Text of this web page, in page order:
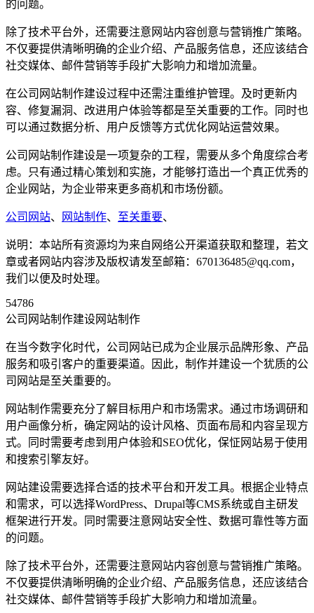
的问题。
除了技术平台外，还需要注意网站内容创意与营销推广策略。
不仅要提供清晰明确的企业介绍、产品服务信息，还应该结合
社交媒体、邮件营销等手段扩大影响力和增加流量。
在公司网站制作建设过程中还需注重维护管理。及时更新内
容、修复漏洞、改进用户体验等都是至关重要的工作。同时也
可以通过数据分析、用户反馈等方式优化网站运营效果。
公司网站制作建设是一项复杂的工程，需要从多个角度综合考
虑。只有通过精心策划和实施，才能够打造出一个真正优秀的
企业网站，为企业带来更多商机和市场份额。
公司网站、 网站制作、 至关重要、
说明：本站所有资源均为来自网络公开渠道获取和整理，若文
章或者网站内容涉及版权请发至邮箱：670136485@qq.com，
我们以便及时处理。
54786
公司网站制作建设网站制作
在当今数字化时代，公司网站已成为企业展示品牌形象、产品
服务和吸引客户的重要渠道。因此，制作并建设一个犹质的公
司网站是至关重要的。
网站制作需要充分了解目标用户和市场需求。通过市场调研和
用户画像分析，确定网站的设计风格、页面布局和内容呈现方
式。同时需要考虑到用户体验和SEO优化，保怔网站易于使用
和搜索引擎友好。
网站建设需要选择合适的技术平台和开发工具。根据企业特点
和需求，可以选择WordPress、Drupal等CMS系统或自主研发
框架进行开发。同时需要注意网站安全性、数据可靠性等方面
的问题。
除了技术平台外，还需要注意网站内容创意与营销推广策略。
不仅要提供清晰明确的企业介绍、产品服务信息，还应该结合
社交媒体、邮件营销等手段扩大影响力和增加流量。